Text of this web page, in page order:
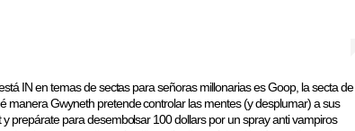
IN en temas de sectas para señoras millonarias es Goop, la secta de
manera Gwyneth pretende controlar las mentes (y desplumar) a sus
prepárate para desembolsar 100 dollars por un spray anti vampiros